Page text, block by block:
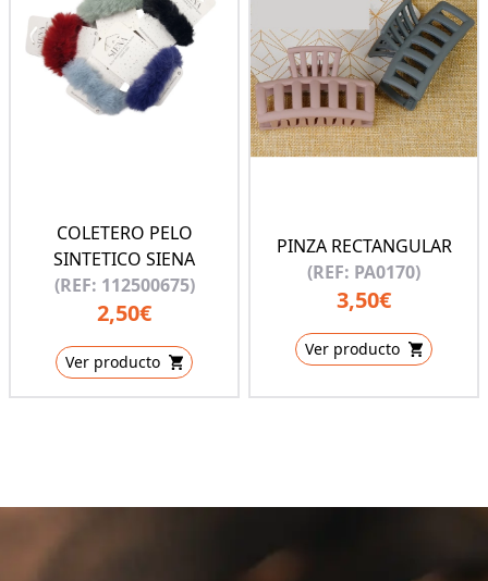
COLETERO PELO
SINTETICO SIENA
(REF: 112500675)
2,50€
Ver producto
PINZA RECTANGULAR
(REF: PA0170)
3,50€
Ver producto